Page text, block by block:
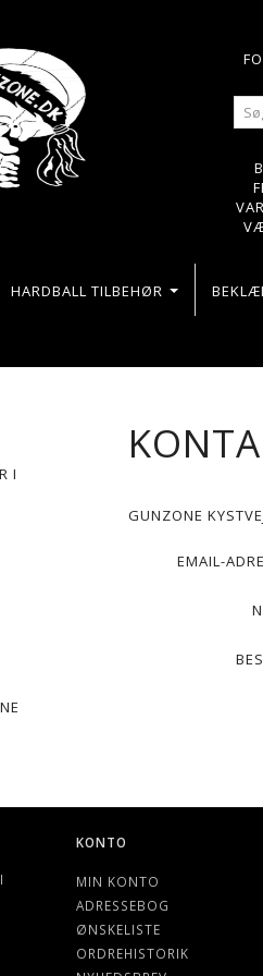
HARDBALL TILBEHØR
I
GUNZONE
EMAIL-
KONTO
MIN KONTO
ADRESSEBOG
ØNSKELISTE
ORDREHISTORIK